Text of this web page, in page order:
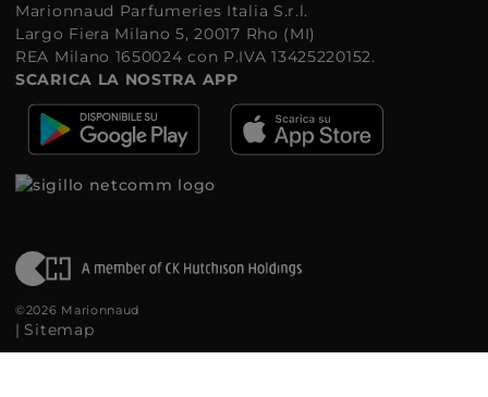
Marionnaud Parfumeries Italia S.r.l.
Largo Fiera Milano 5, 20017 Rho (MI)
REA Milano 1650024 con P.IVA 13425220152.
SCARICA LA NOSTRA APP
©2026 Marionnaud
| Sitemap